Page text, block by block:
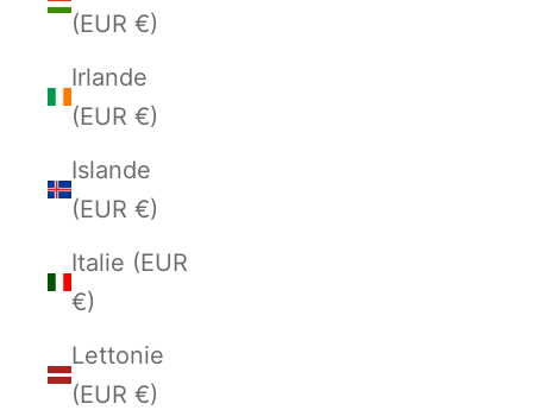
(EUR €)
Irlande
(EUR €)
Islande
(EUR €)
Italie (EUR
€)
Lettonie
(EUR €)